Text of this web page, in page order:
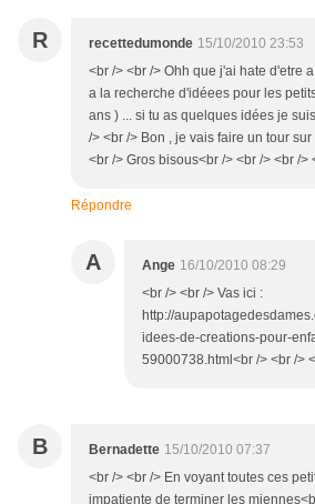
R recettedumonde 15/10/2010 23:53
<br /> <br /> Ohh que j'ai hate d'etre
a la recherche d'idéees pour les
ans ) ... si tu as quelques idées je
/> <br /> Bon , je vais faire un tour
<br /> Gros bisous<br /> <br /> <br />
Répondre
A Ange 16/10/2010 08:29
<br /> <br /> Vas ici :
http://
idees-de-creations-pour-
59000738.html<br /> <br />
B Bernadette 15/10/2010 07:37
<br /> <br /> En voyant toutes ces
impatiente de terminer les